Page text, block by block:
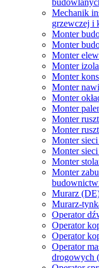
Mechanik
grzewczej i
Monter
Monter
Monter
Monter
Monter
Monter
Monter
Monter
Monter
Monter
Monter
Monter
Monter
Monter
Murarz
Murarz-
Operator
Operator
Operator
Operator
drogowych